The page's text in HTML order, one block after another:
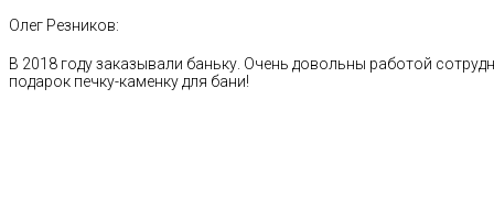
Олег Резников:
В 2018 году заказывали баньку. Очень довольны работой
подарок печку-каменку для бани!